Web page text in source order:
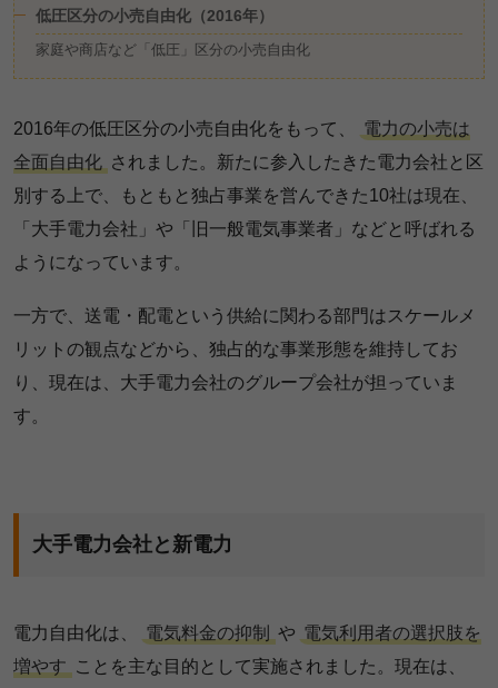
低圧区分の小売自由化（2016年）
家庭や商店など「低圧」区分の小売自由化
2016年の低圧区分の小売自由化をもって、
電力の小売は
全面自由化 されました。新たに参入したきた電力会社と区
別する上で、もともと独占事業を営んできた10社は現在、
「大手電力会社」や「旧一般電気事業者」などと呼ばれる
ようになっています。
一方で、送電・配電という供給に関わる部門はスケールメ
リットの観点などから、独占的な事業形態を維持してお
り、現在は、大手電力会社のグループ会社が担っていま
す。
大手電力会社と新電力
電力自由化は、 電気料金の抑制 や 電気利用者の選択肢を
増やす ことを主な目的として実施されました。現在は、